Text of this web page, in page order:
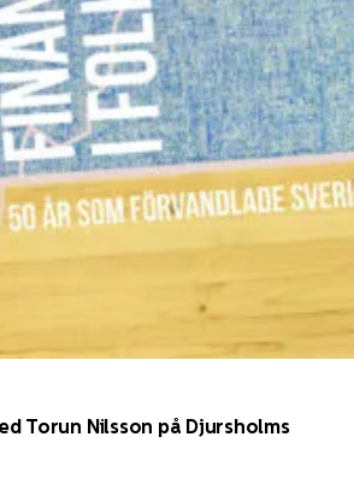
Torun Nilsson på Djursholms